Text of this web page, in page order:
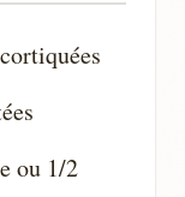
ou 1/2